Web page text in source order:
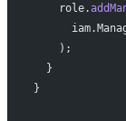
    role.
    );
  }
}